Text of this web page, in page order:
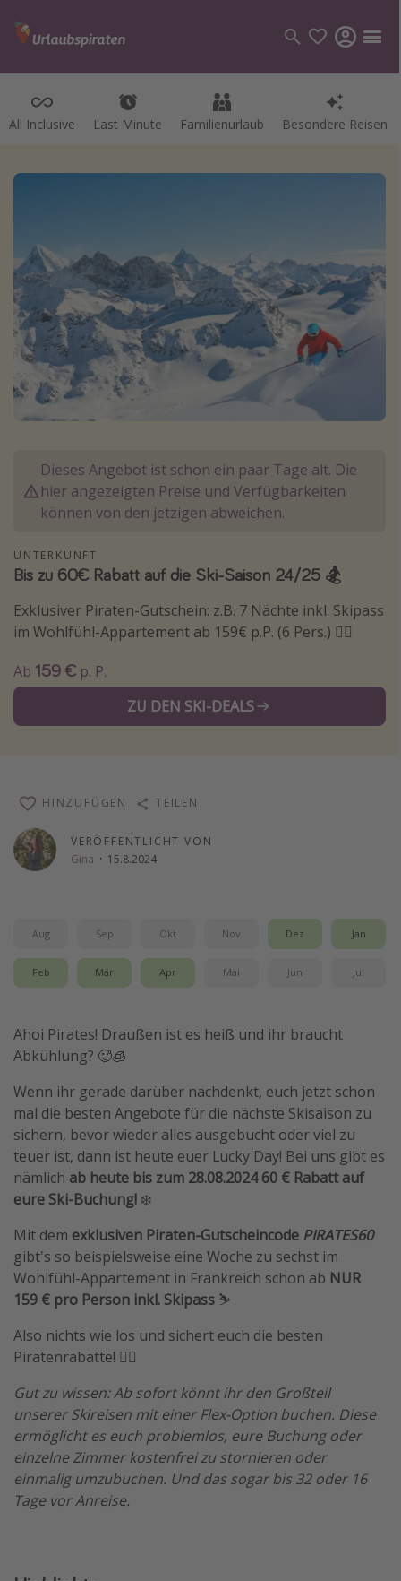
All Inclusive Last Minute Familienurlaub Besondere Reisen
Kategorien
Kreuzfahrten
Reiseziele
Alle Reiseziele
Bodensee Urlaub
Gozo Urlaub
Normandie Urlaub
St. Lucia Urlaub
Kefalonia Urlaub
Tulum Urlaub
Japan Rundreise
Reisethemen
Alle Reisethemen
Roadtrips
Wochenendtrip
Singlereisen
Hotels in Hamburg
Hotels in Amsterdam
Weitere Themen
Reise Journal
Familienurlaub in der Türkei
Rundreisen in Thailand
Bahnreisen in der Schweiz
Reisepassfreie Reiseziele
Travel Know How
Silvesterreisen
Last Minute Urlaub Mallorca
Last Minute Urlaub Deutschland
Dieses Angebot ist schon ein paar Tage alt. Die
hier angezeigten Preise und Verfügbarkeiten
können von den jetzigen abweichen.
UNTERKUNFT
Bis zu 60€ Rabatt auf die Ski-Saison 24/25 🏂
Exklusiver Piraten-Gutschein: z.B. 7 Nächte inkl. Skipass
im Wohlfühl-Appartement ab 159€ p.P. (6 Pers.) 🏴‍☠️
Ab 159 € p. P.
ZU DEN SKI-DEALS
VERÖFFENTLICHT VON
Gina · 15.8.2024
HINZUFÜGEN TEILEN
Aug Sep Okt Nov Dez Jan
Feb Mär Apr Mai Jun Jul
Ahoi Pirates! Draußen ist es heiß und ihr braucht
Abkühlung? 🥵🧊
Wenn ihr gerade darüber nachdenkt, euch jetzt schon
mal die besten Angebote für die nächste Skisaison zu
sichern, bevor wieder alles ausgebucht oder viel zu
teuer ist, dann ist heute euer Lucky Day! Bei uns gibt es
nämlich ab heute bis zum 28.08.2024 60 € Rabatt auf
eure Ski-Buchung! ❄️
Mit dem exklusiven Piraten-Gutscheincode PIRATES60
gibt's so beispielsweise eine Woche zu sechst im
Wohlfühl-Appartement in Frankreich schon ab NUR
159 € pro Person inkl. Skipass ⛷️
Also nichts wie los und sichert euch die besten
Piratenrabatte! 🏴‍☠️
Gut zu wissen: Ab sofort könnt ihr den Großteil
unserer Skireisen mit einer Flex-Option buchen. Diese
ermöglicht es euch problemlos, eure Buchung oder
einzelne Zimmer kostenfrei zu stornieren oder
einmalig umzubuchen. Und das sogar bis 32 oder 16
Tage vor Anreise.